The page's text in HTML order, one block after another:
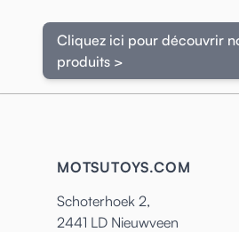
Cliquez ici pour découvrir
produits >
MOTSUTOYS.COM
Schoterhoek 2,
2441 LD Nieuwveen